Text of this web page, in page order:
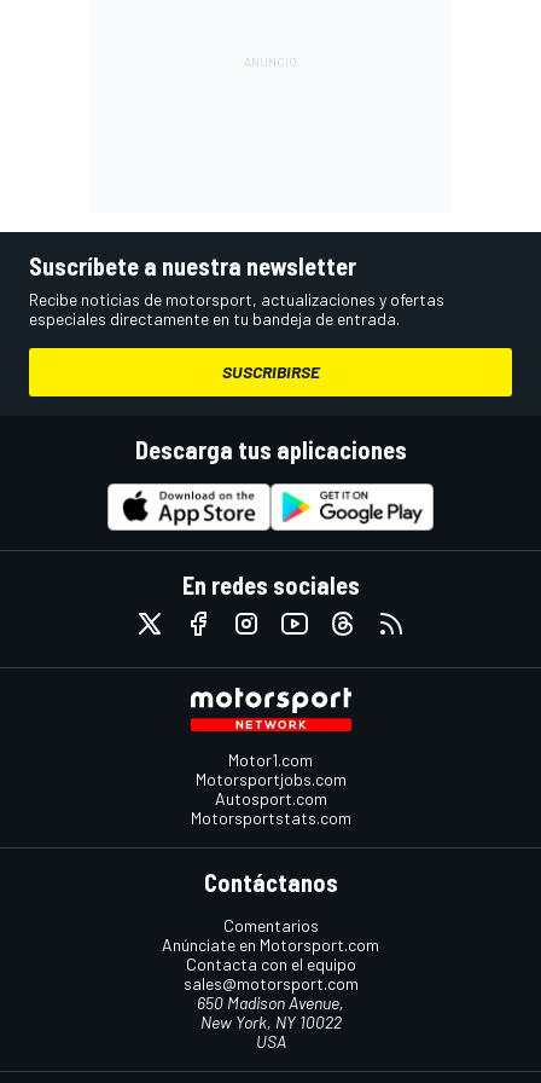
Suscríbete a nuestra newsletter
Recibe noticias de motorsport, actualizaciones y ofertas
especiales directamente en tu bandeja de entrada.
SUSCRIBIRSE
Descarga tus aplicaciones
En redes sociales
Motor1.com
Motorsportjobs.com
Autosport.com
Motorsportstats.com
Contáctanos
Comentarios
Anúnciate en Motorsport.com
Contacta con el equipo
sales@motorsport.com
650 Madison Avenue,
New York, NY 10022
USA